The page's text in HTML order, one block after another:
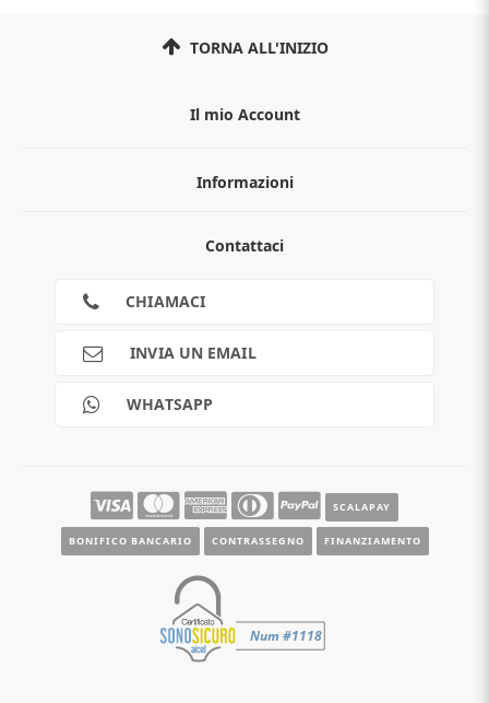
TORNA ALL'INIZIO
Il mio Account
Informazioni
Guida all'acquisto
Scalapay
Contattaci
CHIAMACI
INVIA UN EMAIL
WHATSAPP
SCALAPAY
BONIFICO BANCARIO CONTRASSEGNO FINANZIAMENTO